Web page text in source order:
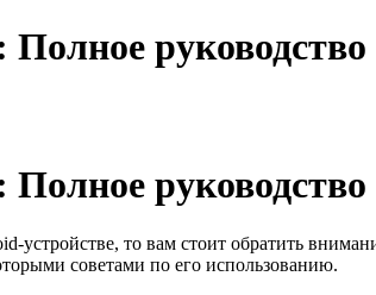
руководство
руководство
то вам стоит обратить
советами по его использованию.